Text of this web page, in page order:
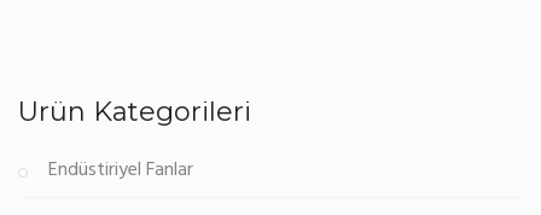
Ürün Kategorileri
Endüstiriyel Fanlar